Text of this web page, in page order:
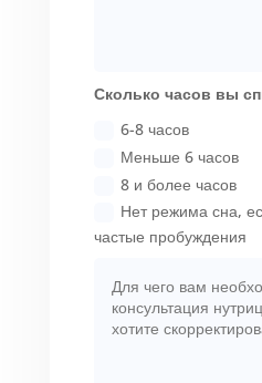
Сколько часов вы
6-8 часов
Меньше 6 часов
8 и более часов
Нет режима сна,
частые пробуждения